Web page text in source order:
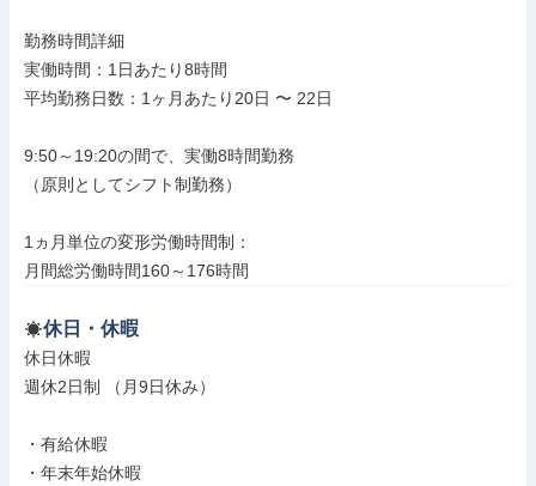
勤務時間詳細
実働時間：1日あたり8時間
平均勤務日数：1ヶ月あたり20日 〜 22日
9:50～19:20の間で、実働8時間勤務
（原則としてシフト制勤務）
1ヵ月単位の変形労働時間制：
月間総労働時間160～176時間
休日・休暇
休日休暇
週休2日制 （月9日休み）
・有給休暇
・年末年始休暇